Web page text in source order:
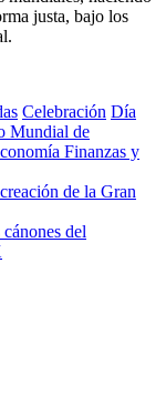
justa, bajo los
Celebración Día
Mundial de
Finanzas y
de la Gran
del